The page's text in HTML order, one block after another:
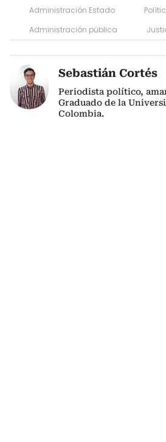
Administración Estado
Administración pública
Sebastián Cortés
Periodista político,
Graduado de la
Colombia.